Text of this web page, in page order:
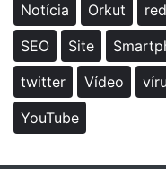
Notícia
Orkut
SEO
Site
twitter
Vídeo
YouTube